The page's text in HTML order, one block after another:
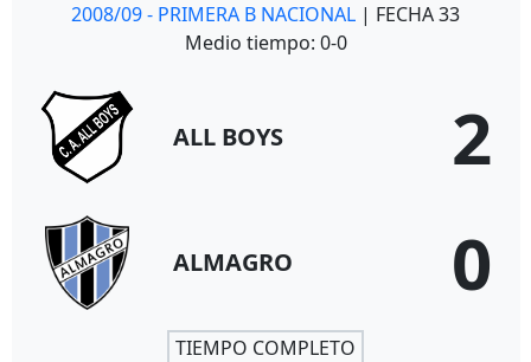
2008/09 - PRIMERA B NACIONAL | FECHA 33
Medio tiempo: 0-0
ALL BOYS 2
ALMAGRO 0
TIEMPO COMPLETO